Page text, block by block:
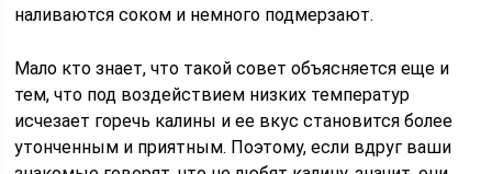
наливаются соком и немного подмерзают.
Мало кто знает, что такой совет объясняется еще и
тем, что под воздействием низких температур
исчезает горечь калины и ее вкус становится более
утонченным и приятным. Поэтому, если вдруг ваши